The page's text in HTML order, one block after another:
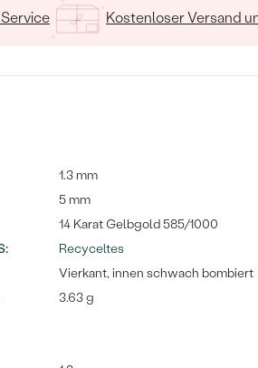
Kostenloser Versand
1.3 mm
5 mm
14 Karat Gelbgold 585/1000
:
Recyceltes
Vierkant, innen schwach bombiert
3.63 g